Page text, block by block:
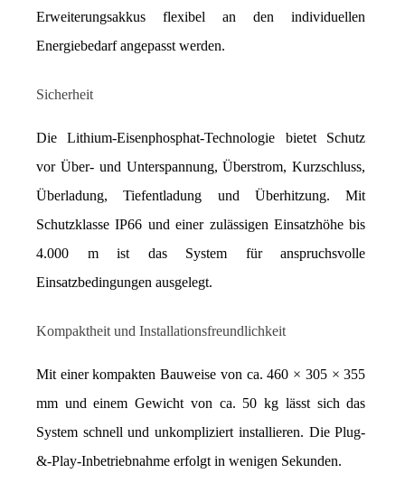
Erweiterungsakkus flexibel an den individuellen
Energiebedarf angepasst werden.
Sicherheit
Die Lithium-Eisenphosphat-Technologie bietet Schutz
vor Über- und Unterspannung, Überstrom, Kurzschluss,
Überladung, Tiefentladung und Überhitzung. Mit
Schutzklasse IP66 und einer zulässigen Einsatzhöhe bis
4.000 m ist das System für anspruchsvolle
Einsatzbedingungen ausgelegt.
Kompaktheit und Installationsfreundlichkeit
Mit einer kompakten Bauweise von ca. 460 × 305 × 355
mm und einem Gewicht von ca. 50 kg lässt sich das
System schnell und unkompliziert installieren. Die Plug-
&-Play-Inbetriebnahme erfolgt in wenigen Sekunden.